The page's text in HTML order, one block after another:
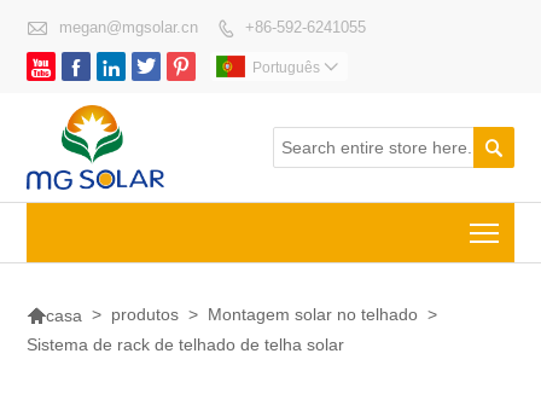
 megan@mgsolar.cn  +86-592-6241055
     Português 

casa > produtos > Montagem solar no telhado >
Sistema de rack de telhado de telha solar